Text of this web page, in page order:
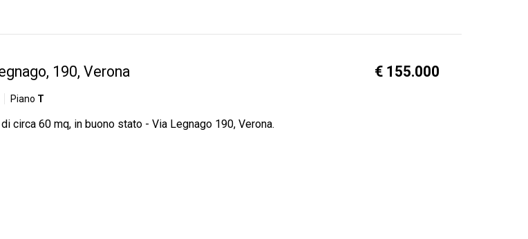
190, Verona
Piano T
€ 155.000
circa 60 mq, in buono stato - Via Legnago 190, Verona.